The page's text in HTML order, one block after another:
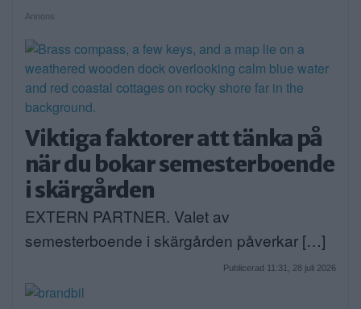
Annons:
Viktiga faktorer att tänka på
när du bokar semesterboende
i skärgården
EXTERN PARTNER. Valet av
semesterboende i skärgården påverkar […]
Publicerad 11:31, 28 juli 2026